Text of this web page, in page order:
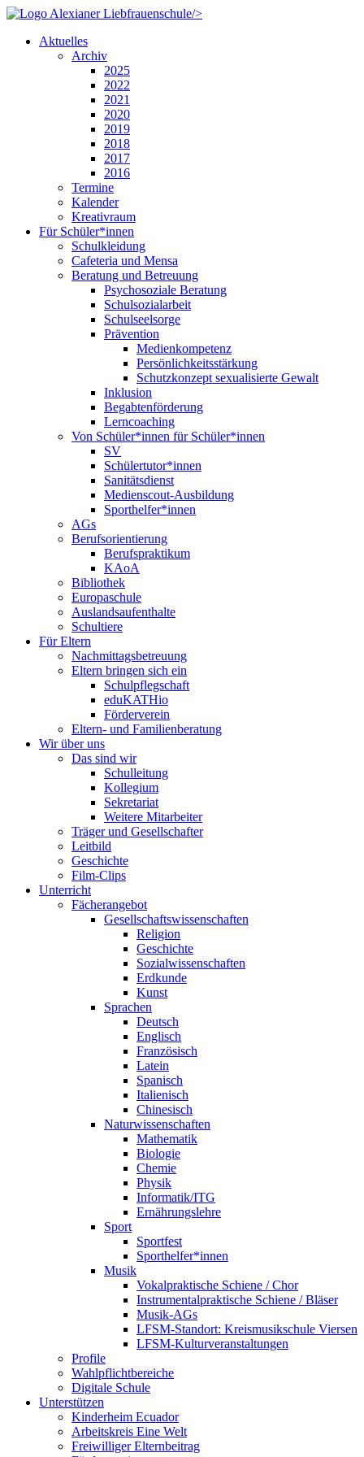
/>
Aktuelles
Archiv
2025
2022
2021
2020
2019
2018
2017
2016
Termine
Kalender
Kreativraum
Für Schüler*innen
Schulkleidung
Cafeteria und Mensa
Beratung und Betreuung
Psychosoziale Beratung
Schulsozialarbeit
Schulseelsorge
Prävention
Medienkompetenz
Persönlichkeitsstärkung
Schutzkonzept sexualisierte Gewalt
Inklusion
Begabtenförderung
Lerncoaching
Von Schüler*innen für Schüler*innen
SV
Schülertutor*innen
Sanitätsdienst
Medienscout-Ausbildung
Sporthelfer*innen
AGs
Berufsorientierung
Berufspraktikum
KAoA
Bibliothek
Europaschule
Auslandsaufenthalte
Schultiere
Für Eltern
Nachmittagsbetreuung
Eltern bringen sich ein
Schulpflegschaft
eduKATHio
Förderverein
Eltern- und Familienberatung
Wir über uns
Das sind wir
Schulleitung
Kollegium
Sekretariat
Weitere Mitarbeiter
Träger und Gesellschafter
Leitbild
Geschichte
Film-Clips
Unterricht
Fächerangebot
Gesellschaftswissenschaften
Religion
Geschichte
Sozialwissenschaften
Erdkunde
Kunst
Sprachen
Deutsch
Englisch
Französisch
Latein
Spanisch
Italienisch
Chinesisch
Naturwissenschaften
Mathematik
Biologie
Chemie
Physik
Informatik/ITG
Ernährungslehre
Sport
Sportfest
Sporthelfer*innen
Musik
Vokalpraktische Schiene / Chor
Instrumentalpraktische Schiene / Bläser
Musik-AGs
LFSM-Standort: Kreismusikschule Viersen
LFSM-Kulturveranstaltungen
Profile
Wahlpflichtbereiche
Digitale Schule
Unterstützen
Kinderheim Ecuador
Arbeitskreis Eine Welt
Freiwilliger Elternbeitrag